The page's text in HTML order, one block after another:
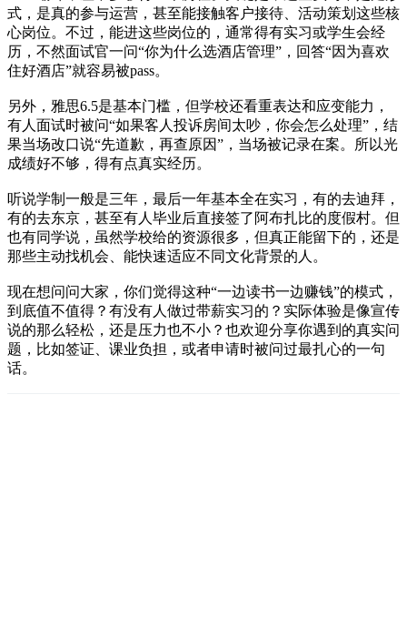
式，是真的参与运营，甚至能接触客户接待、活动策划这些核
心岗位。不过，能进这些岗位的，通常得有实习或学生会经
历，不然面试官一问“你为什么选酒店管理”，回答“因为喜欢
住好酒店”就容易被pass。
另外，雅思6.5是基本门槛，但学校还看重表达和应变能力，
有人面试时被问“如果客人投诉房间太吵，你会怎么处理”，结
果当场改口说“先道歉，再查原因”，当场被记录在案。所以光
成绩好不够，得有点真实经历。
听说学制一般是三年，最后一年基本全在实习，有的去迪拜，
有的去东京，甚至有人毕业后直接签了阿布扎比的度假村。但
也有同学说，虽然学校给的资源很多，但真正能留下的，还是
那些主动找机会、能快速适应不同文化背景的人。
现在想问问大家，你们觉得这种“一边读书一边赚钱”的模式，
到底值不值得？有没有人做过带薪实习的？实际体验是像宣传
说的那么轻松，还是压力也不小？也欢迎分享你遇到的真实问
题，比如签证、课业负担，或者申请时被问过最扎心的一句
话。